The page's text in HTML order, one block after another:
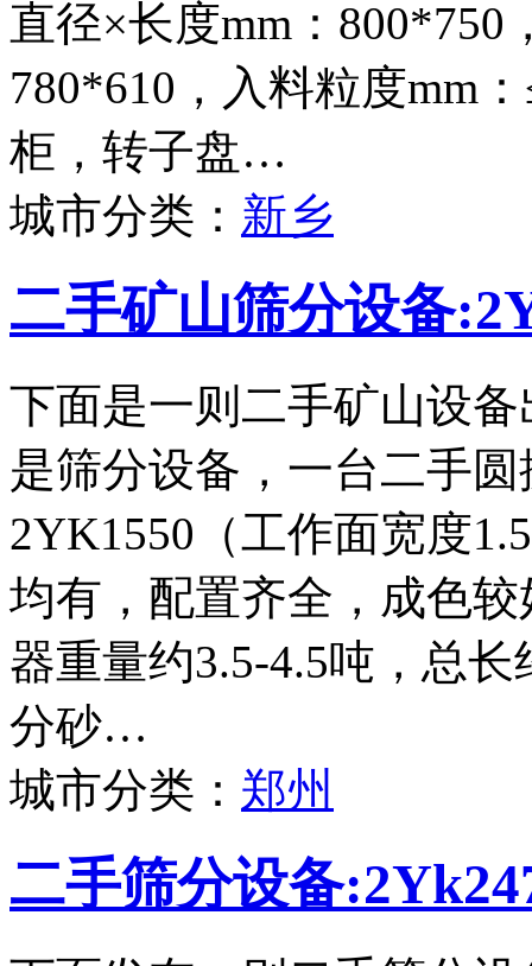
直径×长度mm：
780*610，入料粒度mm
柜，转子盘…
城市分类： 新乡
二手矿山筛分设备
下面是一则二手矿山设
是筛分设备，一台二手
2YK1550（工作面宽度
均有，配置齐全，成色
器重量约3.5-4.5吨，总
分砂…
城市分类： 郑州
二手筛分设备